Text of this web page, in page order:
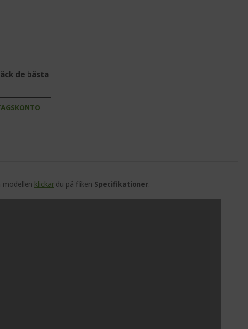
de bästa
modellen klickar du på fliken Specifikationer.